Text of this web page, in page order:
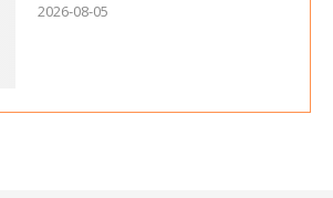
2026-08-05